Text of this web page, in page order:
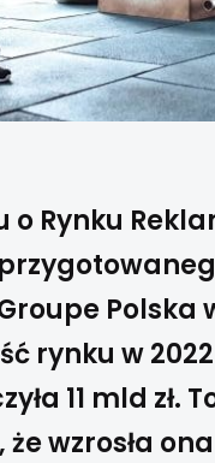
o Rynku
Polska
rynku w
11 mld zł.
wzrosła